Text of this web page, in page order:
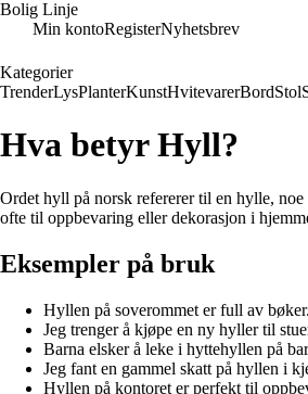
Bolig Linje
Min kontoRegisterNyhetsbrev
Kategorier
TrenderLysPlanterKunstHvitevarerBordStol
Hva betyr Hyll?
Ordet hyll på norsk refererer til en hylle,
ofte til oppbevaring eller dekorasjon i
Eksempler på bruk
Hyllen på soverommet er full av bøker.
Jeg trenger å kjøpe en ny hyller til
Barna elsker å leke i hyttehyllen på
Jeg fant en gammel skatt på hyllen i
Hyllen på kontoret er perfekt til